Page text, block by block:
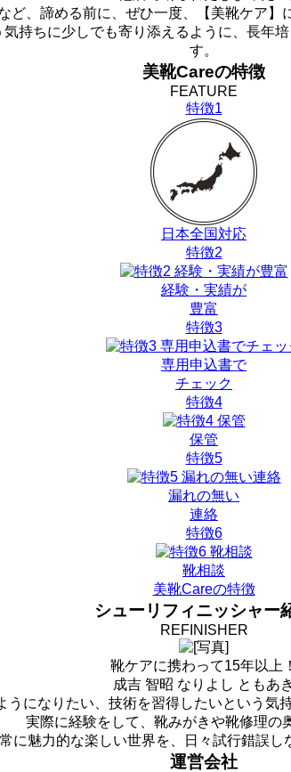
ど、諦める前に、ぜひ一度、【美靴ケア】
持ちに少しでも寄り添えるように、長年
す。
美靴Careの特徴
FEATURE
特徴1
日本全国対応
特徴2
経験・実績が
豊富
特徴3
専用申込書で
チェック
特徴4
保管
特徴5
漏れの無い
連絡
特徴6
靴相談
美靴Careの特徴
シューリフィニッシャー
REFINISHER
靴ケアに携わって15年以上！
成吉 智昭 なりよし ともあき
になりたい、技術を習得したいという気
実際に経験をして、靴みがきや靴修理の
に魅力的な楽しい世界を、日々試行錯誤し
運営会社